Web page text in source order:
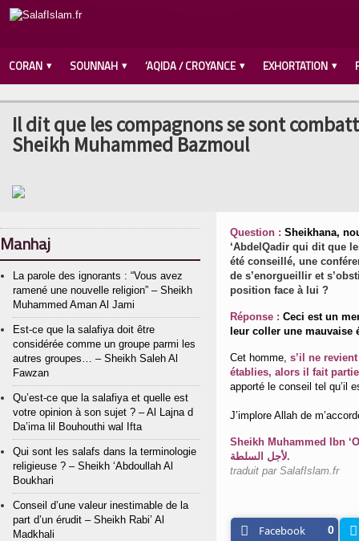
CORAN SOUNNAH ‘AQIDA / CROYANCE EXHORTATION
Il dit que les compagnons se sont
Sheikh Muhammed Bazmoul
Question : S heikhana,
‘AbdelQadir qui dit que
été conseillé, une
de s’enorgueillir et
position face à lui ?
Réponse : Ceci est un
leur coller une mauvaise
Cet homme, s’il ne
établies, alors il fait
apporté le conseil tel qu’il
J’implore Allah de
لأجل السلطة.
traduit par SalafIslam.fr
Facebook 0
Manhaj
La parole des ignorants : “Vous avez
ramené une nouvelle religion” – Sheikh
Muhammed Aman Al Jami
Est-ce que la salafiya doit être
considérée comme un groupe parmi les
autres groupes… – Sheikh Saleh Al
Fawzan
Qu’est-ce que la salafiya et quelle est
votre opinion à son sujet ? – Al Lajna d
Da’ima lil Bouhouthi wal Ifta
Qui sont les salafs dans la terminologie
religieuse ? – Sheikh ‘Abdoullah Al
Boukhari
Conseil d’une valeur inestimable de la
part d’un érudit – Sheikh Rabi’ Al
Madkhali